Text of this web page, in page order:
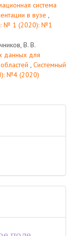
система
в вузе ,
№ 1 (2020): №1
В. В.
данных для
, Системный
№4 (2020)